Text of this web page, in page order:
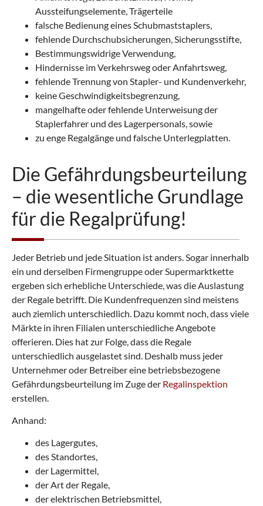
Aussteifungselemente, Trägerteile
falsche Bedienung eines Schubmaststaplers,
fehlende Durchschubsicherungen, Sicherungsstifte,
Bestimmungswidrige Verwendung,
Hindernisse im Verkehrsweg oder Anfahrtsweg,
fehlende Trennung von Stapler- und Kundenverkehr,
keine Geschwindigkeitsbegrenzung,
mangelhafte oder fehlende Unterweisung der
Staplerfahrer und des Lagerpersonals, sowie
zu enge Regalgänge und falsche Unterlegplatten.
Die Gefährdungsbeurteilung
– die wesentliche Grundlage
für die Regalprüfung!
Jeder Betrieb und jede Situation ist anders. Sogar innerhalb
ein und derselben Firmengruppe oder Supermarktkette
ergeben sich erhebliche Unterschiede, was die Auslastung
der Regale betrifft. Die Kundenfrequenzen sind meistens
auch ziemlich unterschiedlich. Dazu kommt noch, dass viele
Märkte in ihren Filialen unterschiedliche Angebote
offerieren. Dies hat zur Folge, dass die Regale
unterschiedlich ausgelastet sind. Deshalb muss jeder
Unternehmer oder Betreiber eine betriebsbezogene
Gefährdungsbeurteilung im Zuge der Regalinspektion
erstellen.
Anhand:
des Lagergutes,
des Standortes,
der Lagermittel,
der Art der Regale,
der elektrischen Betriebsmittel,